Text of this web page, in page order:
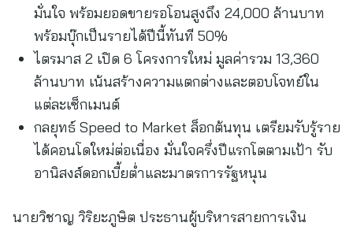
มั่นใจ พร้อมยอดขายรอโอนสูงถึง 24,000 ล้านบาท
พร้อมบุ๊กเป็นรายได้ปีนี้ทันที 50%
ไตรมาส 2 เปิด 6 โครงการใหม่ มูลค่ารวม 13,360
ล้านบาท เน้นสร้างความแตกต่างและตอบโจทย์ใน
แต่ละเซ็กเมนต์
กลยุทธ์ Speed to Market ล็อกต้นทุน เตรียมรับรู้ราย
ได้คอนโดใหม่ต่อเนื่อง มั่นใจครึ่งปีแรกโตตามเป้า รับ
อานิสงส์ดอกเบี้ยต่ำและมาตรการรัฐหนุน
นายวิชาญ วิริยะภูษิต ประธานผู้บริหารสายการเงิน